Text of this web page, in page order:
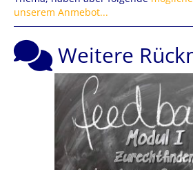
unserem Anmebot...
Weitere